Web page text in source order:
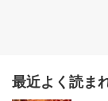
最近よく読ま